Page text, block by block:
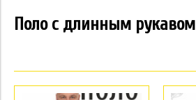
Поло с длинным рукавом